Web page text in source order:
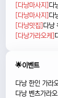
[다낭마사지]다
[다낭마사지]다
[다낭맛집]다낭
[다낭가라오케]
🌟이벤트
다낭 한인 가라
다낭 벤츠가라